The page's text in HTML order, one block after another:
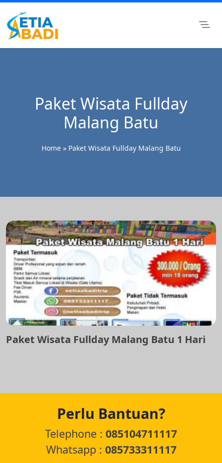
Skip
content
Setia Abadi Group
Paket Wisata Murah, Rental Mobil dan Rental Motor
Paket Wisata Fullday
Malang Batu
Home» Paket Wisata Fullday Malang Batu
Paket Wisata Fullday Malang Batu 1 Hari
Perlu Bantuan?
Telephone : 085104711117
Whatsapp : 085733311117